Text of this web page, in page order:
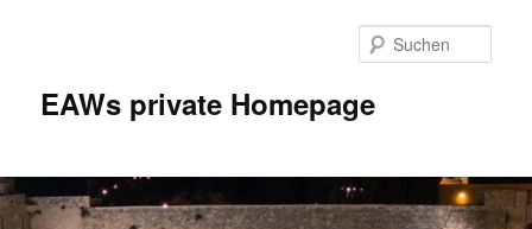
EAWs private Homepage